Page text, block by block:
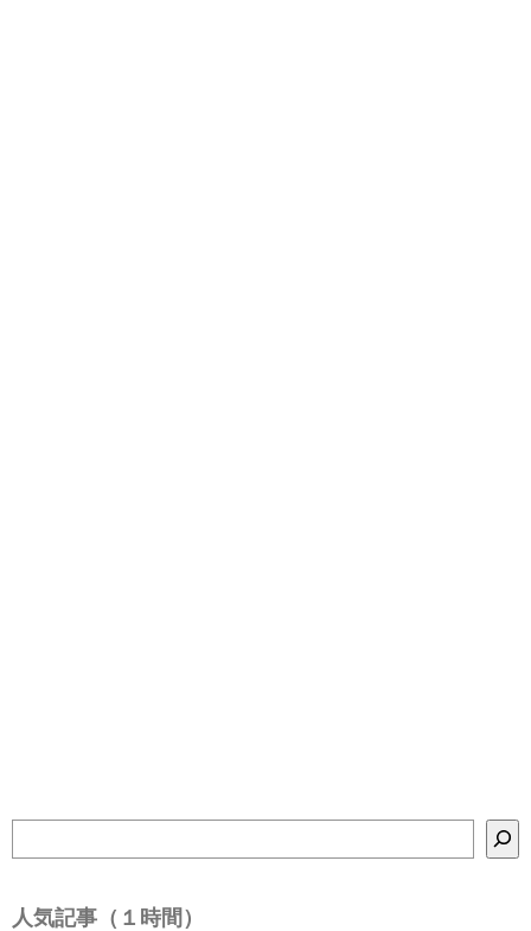
索
人気記事（１時間）